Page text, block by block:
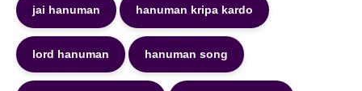
jai hanuman hanuman kripa kardo
lord hanuman hanuman song